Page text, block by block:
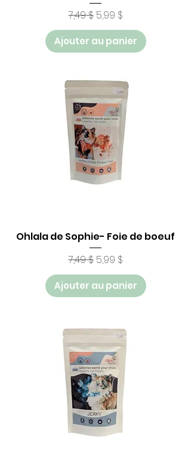
Prix original
7,49 $ Prix promotionnel
5,99 $
Ajouter au panier
Ohlala de Sophie- Foie de boeuf
Prix original
7,49 $ Prix promotionnel
5,99 $
Ajouter au panier